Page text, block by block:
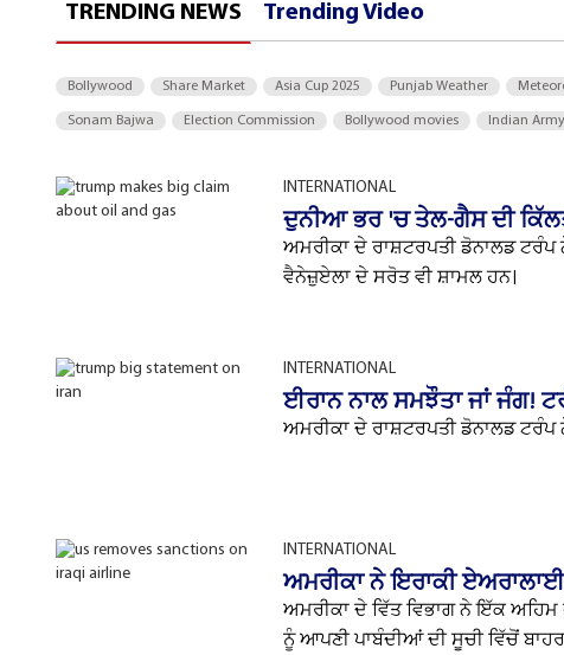
TRENDING NEWS Trending Video
Bollywood Share Market Asia Cup 2025 Punjab Weather
Sonam Bajwa Election Commission Bollywood movies Indian Army
INTERNATIONAL
ਦੁਨੀਆ ਭਰ 'ਚ ਤੇਲ-ਗੈਸ ਦੀ
ਅਮਰੀਕਾ ਦੇ ਰਾਸ਼ਟਰਪਤੀ ਡੋਨਾਲਡ
ਵੈਨੇਜ਼ੁਏਲਾ ਦੇ ਸਰੋਤ ਵੀ ਸ਼ਾਮਲ ਹਨ।
INTERNATIONAL
ਈਰਾਨ ਨਾਲ ਸਮਝੌਤਾ ਜਾਂ ਜੰਗ!
ਅਮਰੀਕਾ ਦੇ ਰਾਸ਼ਟਰਪਤੀ ਡੋਨਾਲਡ ਟਰੰਪ
INTERNATIONAL
ਅਮਰੀਕਾ ਨੇ ਇਰਾਕੀ
ਅਮਰੀਕਾ ਦੇ ਵਿੱਤ ਵਿਭਾਗ ਨੇ ਇੱਕ
ਨੂੰ ਆਪਣੀ ਪਾਬੰਦੀਆਂ ਦੀ ਸੂਚੀ ਵਿੱਚੋਂ